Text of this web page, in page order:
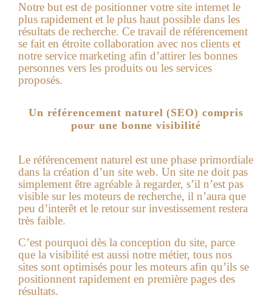
Notre but est de positionner votre site internet le
plus rapidement et le plus haut possible dans les
résultats de recherche. Ce travail de référencement
se fait en étroite collaboration avec nos clients et
notre service marketing afin d’attirer les bonnes
personnes vers les produits ou les services
proposés.
Un référencement naturel (SEO) compris
pour une bonne visibilité
Le référencement naturel est une phase primordiale
dans la création d’un site web. Un site ne doit pas
simplement être agréable à regarder, s’il n’est pas
visible sur les moteurs de recherche, il n’aura que
peu d’interêt et le retour sur investissement restera
très faible.
C’est pourquoi dès la conception du site, parce
que la visibilité est aussi notre métier, tous nos
sites sont optimisés pour les moteurs afin qu’ils se
positionnent rapidement en première pages des
résultats.